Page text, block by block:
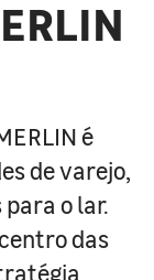
é
de varejo,
o lar.
das